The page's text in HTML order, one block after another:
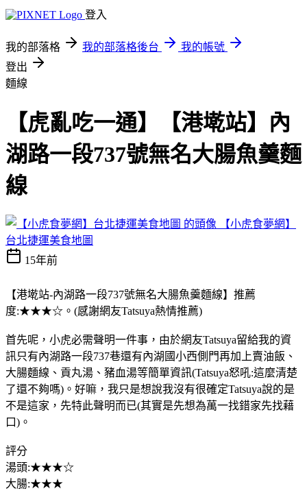
登入
我的部落格 我的部落格後台
我的帳號
登出
麵線
【虎亂吃一通】【港墘站】內
湖路一段737號無名大腸魚羹麵
線
【小虎食夢網】
台北捷運美食地圖
15年前
【港墘站-內湖路一段737號無名大腸魚羹麵線】推薦
度:★★★☆。(感謝網友Tatsuya熱情推薦)
首先呢，小虎必需聲明一件事，由於網友Tatsuya留給我的資
訊只有內湖路一段737巷還有內湖國小西側門再加上賣油飯、
大腸麵線、貢丸湯、豬血湯等簡單資訊(Tatsuya怒吼:這麼清楚
了還不夠嗎)。好嘛，我只是想說我沒有很確定Tatsuya說的是
不是這家，先特此聲明而已(其實是先想為萬一找錯家先找藉
口)。
評分
湯頭:★★★☆
大腸:★★★